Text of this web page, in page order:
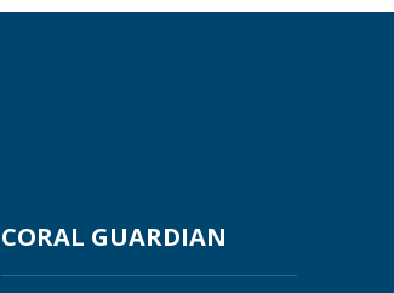
CORAL GUARDIAN